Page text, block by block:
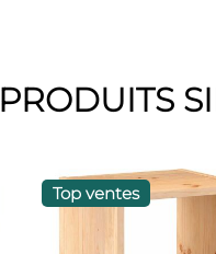
PRODUITS
Top ventes